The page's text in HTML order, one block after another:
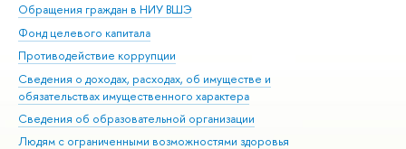
Обращения граждан в НИУ ВШЭ
Фонд целевого капитала
Противодействие коррупции
Сведения о доходах, расходах, об имуществе и
обязательствах имущественного характера
Сведения об образовательной организации
Людям с ограниченными возможностями здоровья